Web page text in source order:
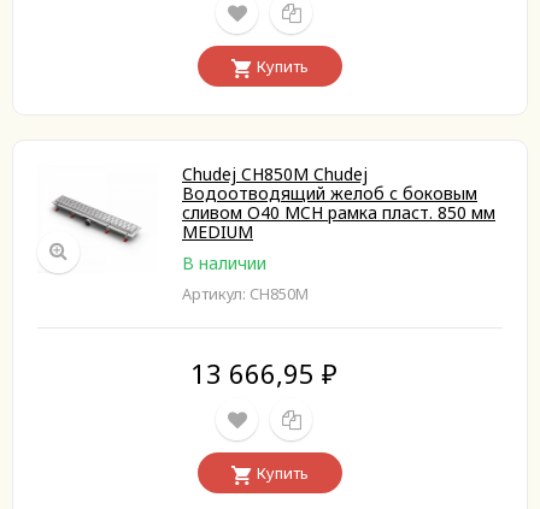
Купить
Chudej CH850M Chudej
Водоотводящий желоб с боковым
сливом O40 MCH рамка пласт. 850 мм
MEDIUM
В наличии
Артикул: CH850M
13 666,95 ₽
Купить